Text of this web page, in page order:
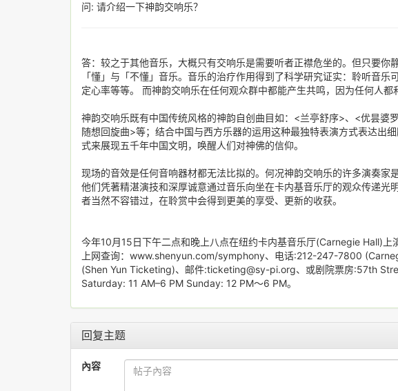
问: 请介绍一下神韵交响乐？
答：较之于其他音乐，大概只有交响乐是需要听者正襟危坐的。但只要你
「懂」与「不懂」音乐。音乐的治疗作用得到了科学研究证实：聆听音
定心率等等。 而神韵交响乐在任何观众群中都能产生共鸣，因为任何人都
神韵交响乐既有中国传统风格的神韵自创曲目如：<兰亭舒序>、<优昙婆
随想回旋曲>等；结合中国与西方乐器的运用这种最独特表演方式表达出
式来展现五千年中国文明，唤醒人们对神佛的信仰。
现场的音效是任何音响器材都无法比拟的。何况神韵交响乐的许多演奏家
他们凭著精湛演技和深厚诚意通过音乐向坐在卡内基音乐厅的观众传递光
者当然不容错过，在聆赏中会得到更美的享受、更新的收获。
今年10月15日下午二点和晚上八点在纽约卡内基音乐厅(Carnegie Hall)上
上网查询：www.shenyun.com/symphony、电话:212-247-7800
(Shen Yun Ticketing)、邮件:ticketing@sy-pi.org、或剧院票房:57th
Saturday: 11 AM–6 PM Sunday: 12 PM～6 PM。
回复主题
內容